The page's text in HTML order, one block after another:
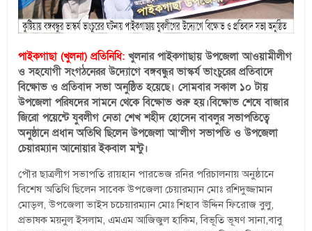
পাইকগাছা (খুলনা) প্রতিনিধি: খুলনার পাইকগাছায় উপজেলা আওয়ামীলীগ
ও সহযোগী সংগঠনেরর উদ্যোগে বঙ্গবন্ধুর ভাস্কর্য ভাংচুরের প্রতিবাদে
বিক্ষোভ ও প্রতিবাদ সভা অনুষ্ঠিত হয়েছে। সোমবার সকাল ১০ টায়
উপজেলা পরিষদের সামনে থেকে বিক্ষোভ শুরু হয়।বিক্ষোভ শেষে বাজার
জিরো পয়েন্টে যুবলীগ নেতা শেখ শহীদ হোসেন বাবলুর সভাপতিত্বে
অনুষ্ঠানে প্রধান অতিথি ছিলেন উপজেলা আ’লীগ সভাপতি ও উপজেলা
চেয়ারম্যান আনোয়ার ইকবাল মন্টু।
পৌর ছাত্রলীগ সভাপতি রায়হান পারভেজ রনির পরিচালনায় অনুষ্ঠানে
বিশেষ অতিথি ছিলেন সাবেক উপজেলা চেয়ারম্যান মোঃ রশিদুজ্জামান
মোড়ল, উপজেলা ভাইস চচেয়ারম্যান মোঃ শিহাব উদ্দিন ফিরোজ বুলু,
প্রভাষক ময়নুল ইসলাম, এমএম আজিজুল হাকিম, বিভূতি ভূষণ সানা,বাবু